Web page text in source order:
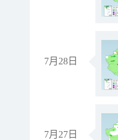
7月28日
7月27日